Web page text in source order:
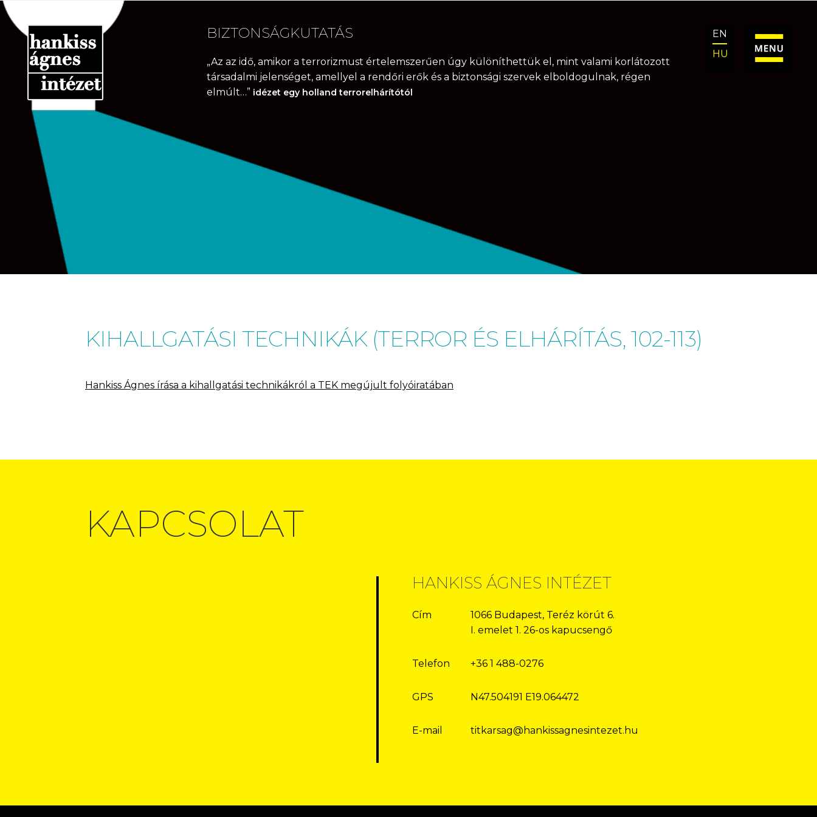
EN
HU
Ugrás
navigációhoz
Kilépés
tartalomba
BIZTONSÁGKUTATÁS
„Az az idő, amikor a terrorizmust értelemszerűen úgy különíthettük el, mint valami korlátozott
társadalmi jelenséget, amellyel a rendőri erők és a biztonsági szervek elboldogulnak, régen
elmúlt…” idézet egy holland terrorelhárítótól
KIHALLGATÁSI TECHNIKÁK (TERROR ÉS ELHÁRÍTÁS, 102-113)
Hankiss Ágnes írása a kihallgatási technikákról a TEK megújult folyóiratában
KAPCSOLAT
HANKISS ÁGNES INTÉZET
Cím
1066 Budapest, Teréz körút 6.
I. emelet 1. 26-os kapucsengő
Telefon +36 1 488-0276
GPS N47.504191 E19.064472
E-mail titkarsag@hankissagnesintezet.hu